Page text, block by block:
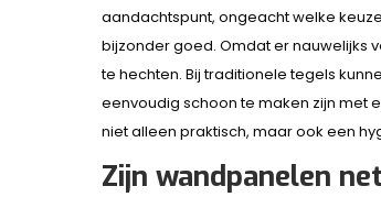
aandachtspunt, ongeacht welke
bijzonder goed. Omdat er nauwelijks
te hechten. Bij traditionele tegels
eenvoudig schoon te maken zijn met
niet alleen praktisch, maar ook een
Zijn wandpanelen